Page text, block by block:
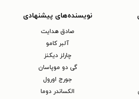
نویسنده‌های پیشنهادی
صادق هدایت
آلبر کامو
چارلز دیکنز
گی دو موپاسان
جورج اورول
الکساندر دوما